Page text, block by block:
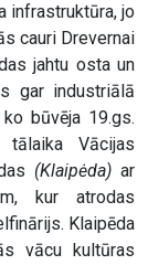
infrastruktūra, jo
cauri Drevernai
jahtu osta un
gar industriālā
būvēja 19.gs.
Vācijas
(Klaipėda)ar
kur atrodas
Klaipēda
vācu kultūras